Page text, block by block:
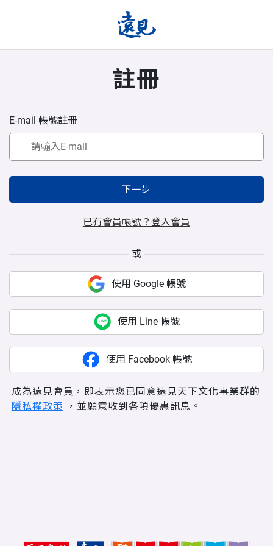
註冊
E-mail 帳號註冊
下一步
已有會員帳號？登入會員
或
使用 Google 帳號
使用 Line 帳號
使用 Facebook 帳號
成為遠見會員，即表示您已同意遠見天下文化事業群的
隱私權政策 ，並願意收到各項優惠訊息。